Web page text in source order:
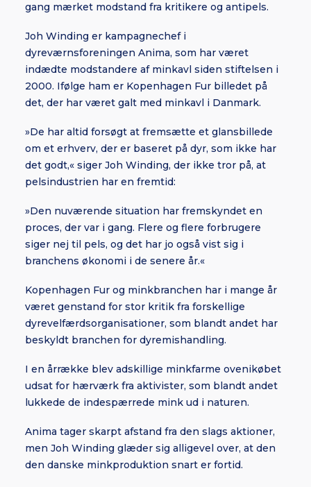
gang mærket modstand fra kritikere og antipels.
Joh Winding er kampagnechef i
dyreværnsforeningen Anima, som har været
indædte modstandere af minkavl siden stiftelsen i
2000. Ifølge ham er Kopenhagen Fur billedet på
det, der har været galt med minkavl i Danmark.
»De har altid forsøgt at fremsætte et glansbillede
om et erhverv, der er baseret på dyr, som ikke har
det godt,« siger Joh Winding, der ikke tror på, at
pelsindustrien har en fremtid:
»Den nuværende situation har fremskyndet en
proces, der var i gang. Flere og flere forbrugere
siger nej til pels, og det har jo også vist sig i
branchens økonomi i de senere år.«
Kopenhagen Fur og minkbranchen har i mange år
været genstand for stor kritik fra forskellige
dyrevelfærdsorganisationer, som blandt andet har
beskyldt branchen for dyremishandling.
I en årrække blev adskillige minkfarme ovenikøbet
udsat for hærværk fra aktivister, som blandt andet
lukkede de indespærrede mink ud i naturen.
Anima tager skarpt afstand fra den slags aktioner,
men Joh Winding glæder sig alligevel over, at den
den danske minkproduktion snart er fortid.